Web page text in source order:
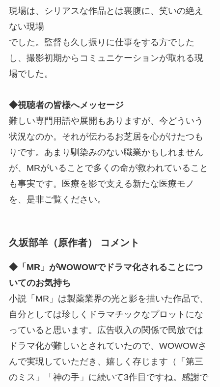
現場は、シリアスな作品とは裏腹に、笑いの絶え
ない現場
でした。監督も久し振りに仕事をする方でした
し、撮影初期からコミュニケーションが取れる現
場でした。
◆視聴者の皆様へメッセージ
難しい専門用語や展開もありますが、今どういう
状況なのか。それが伝わるお芝居を心がけたつも
りです。あまり馴染みのない職業かもしれません
が、MRがいることで多くの命が救われていること
も事実です。医療を影で支える新たな医療モノ
を、是非ご覧ください。
久坂部羊（原作者） コメント
◆「MR」がWOWOWでドラマ化されることにつ
いてのお気持ち
小説「MR」は製薬業界の光と影を描いた作品で、
自分としては珍しくドラマチックなプロットにな
っていると思います。広告収入の関係で民放では
ドラマ化が難しいとされていたので、WOWOWさ
んで実現していただき、嬉しく存じます（「第三
のミス」「神の手」に続いて3作目ですね。感謝で